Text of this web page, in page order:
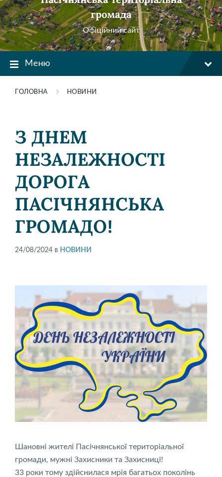
громада
Офіційний сайт
Меню
ГОЛОВНА НОВИНИ
З ДНЕМ
НЕЗАЛЕЖНОСТІ
ДОРОГА
ПАСІЧНЯНСЬКА
ГРОМАДО!
24/08/2024 в НОВИНИ
Шановні жителі Пасічнянської територіальної
громади, мужні Захисники та Захисниці!
33 роки тому здійснилася мрія багатьох поколінь